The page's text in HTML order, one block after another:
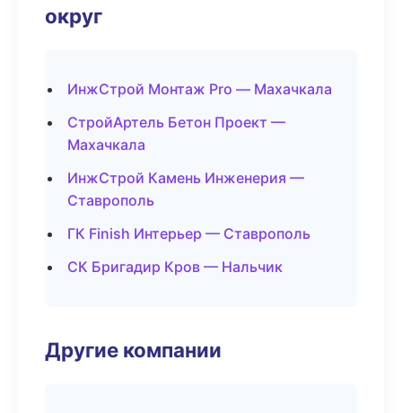
округ
ИнжСтрой Монтаж Pro — Махачкала
СтройАртель Бетон Проект —
Махачкала
ИнжСтрой Камень Инженерия —
Ставрополь
ГК Finish Интерьер — Ставрополь
СК Бригадир Кров — Нальчик
Другие компании